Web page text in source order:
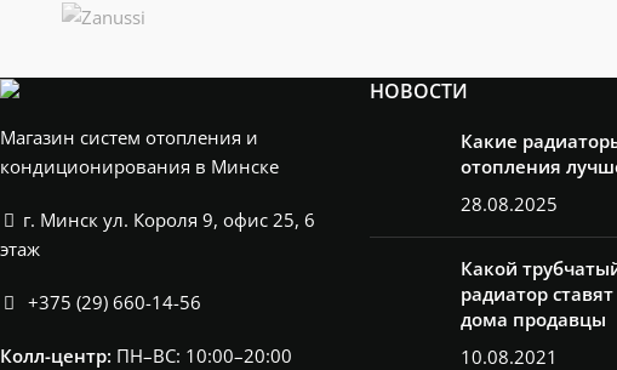
Магазин систем отопления и
кондиционирования в Минске
г. Минск ул. Короля 9, офис 25, 6
этаж
+375 (29) 660-14-56
Колл-центр: ПН–ВС: 10:00–20:00​
НОВОСТИ
Какие
отопления
28.08.2025
Какой
радиатор ставят
дома продавцы
10.08.2021